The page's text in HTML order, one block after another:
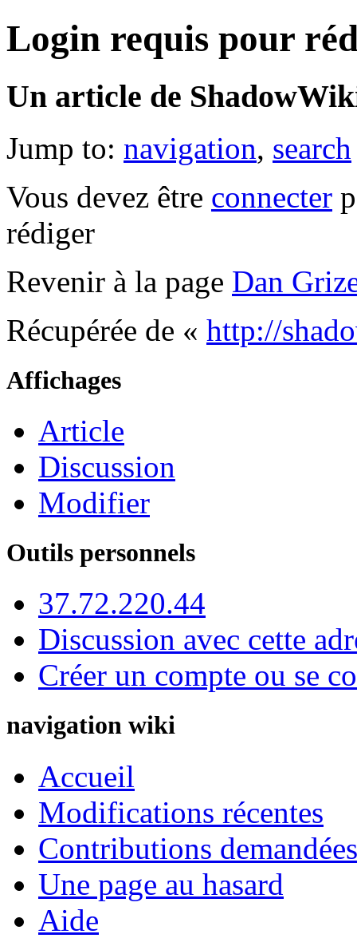
Login requis pour
Un article de
Jump to: navigation, search
Vous devez être connecter
rédiger
Revenir à la page Dan
Récupérée de « http://
Affichages
Article
Discussion
Modifier
Outils personnels
37.72.220.44
Discussion avec cette
Créer un compte ou se
navigation wiki
Accueil
Modifications récentes
Contributions
Une page au hasard
Aide